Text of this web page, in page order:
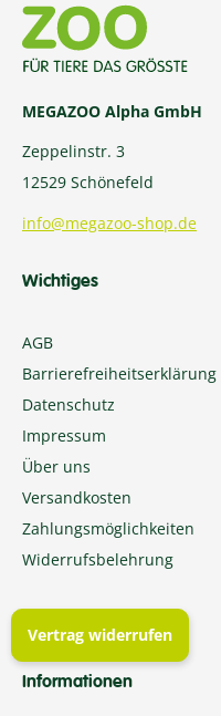
MEGAZOO Alpha GmbH
Zeppelinstr. 3
12529 Schönefeld
info@megazoo-shop.de
Wichtiges
AGB
Barrierefreiheitserklärung
Datenschutz
Impressum
Über uns
Versandkosten
Zahlungsmöglichkeiten
Widerrufsbelehrung
Vertrag widerrufen
Informationen